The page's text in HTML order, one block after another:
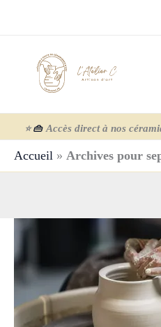
⭐👜 Accès direct à nos
Accueil » Archives pour